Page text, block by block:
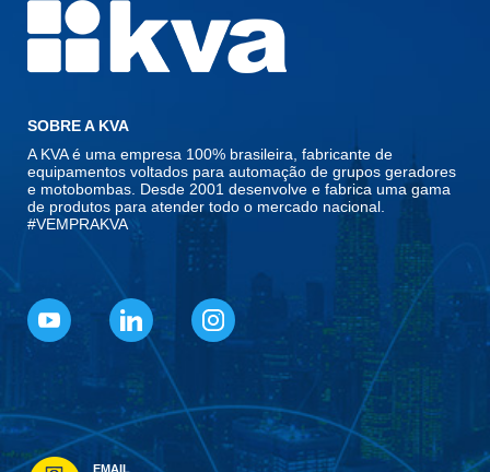
SOBRE A KVA
A KVA é uma empresa 100% brasileira, fabricante de
equipamentos voltados para automação de grupos geradores
e motobombas. Desde 2001 desenvolve e fabrica uma gama
de produtos para atender todo o mercado nacional.
#VEMPRAKVA
EMAIL